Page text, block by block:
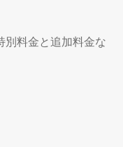
別料金と追加料金な